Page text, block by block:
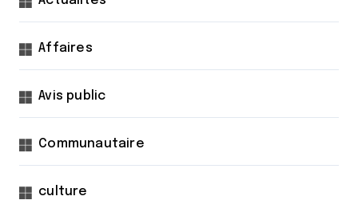
Affaires
Avis public
Communautaire
culture